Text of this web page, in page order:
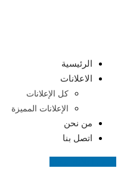
الرئيسية
الاعلانات
كل الإعلانات
الإعلانات المميزة
من نحن
اتصل بنا